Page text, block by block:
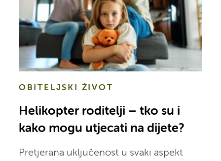
OBITELJSKI ŽIVOT
Helikopter roditelji – tko su i
kako mogu utjecati na dijete?
Pretjerana uključenost u svaki aspekt